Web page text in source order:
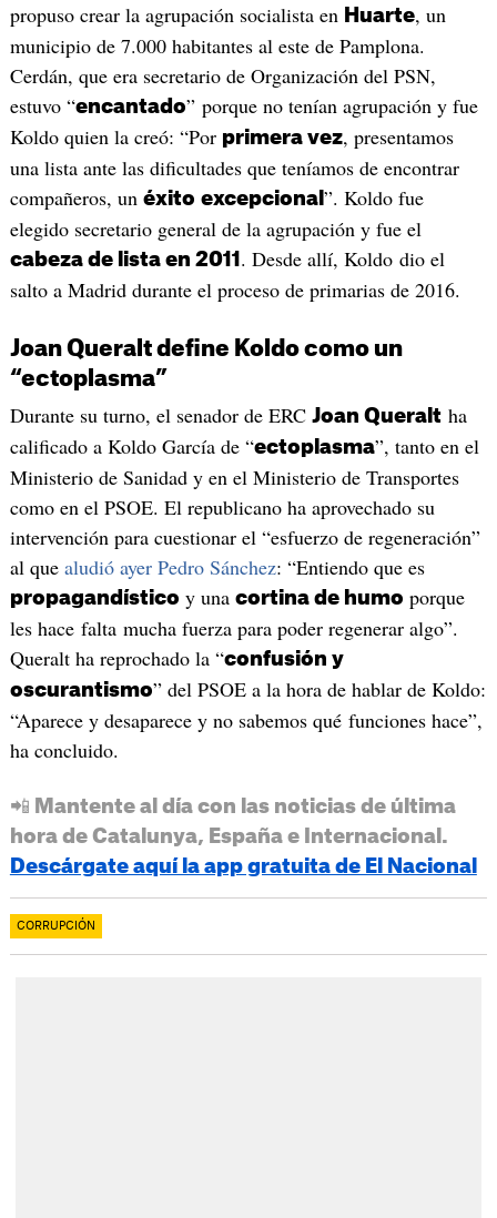
propuso crear la agrupación socialista en Huarte, un
municipio de 7.000 habitantes al este de Pamplona.
Cerdán, que era secretario de Organización del PSN,
estuvo “encantado” porque no tenían agrupación y fue
Koldo quien la creó: “Por primera vez, presentamos
una lista ante las dificultades que teníamos de encontrar
compañeros, un éxito excepcional ”. Koldo fue
elegido secretario general de la agrupación y fue el
cabeza de lista en 2011 . Desde allí, Koldo dio el
salto a Madrid durante el proceso de primarias de 2016.
Joan Queralt define Koldo como un
“ectoplasma”
Durante su turno, el senador de ERC Joan Queraltha
calificado a Koldo García de “ectoplasma”, tanto en el
Ministerio de Sanidad y en el Ministerio de Transportes
como en el PSOE. El republicano ha aprovechado su
intervención para cuestionar el “esfuerzo de regeneración”
al que aludió ayer Pedro Sánchez: “Entiendo que es
propagandístico y una cortina de humo porque
les hace falta mucha fuerza para poder regenerar algo”.
Queralt ha reprochado la “confusión y
oscurantismo” del PSOE a la hora de hablar de Koldo:
“Aparece y desaparece y no sabemos qué funciones hace”,
ha concluido.
📲 Mantente al día con las noticias de última
hora de Catalunya, España e Internacional.
Descárgate aquí la app gratuita de El Nacional
CORRUPCIÓN